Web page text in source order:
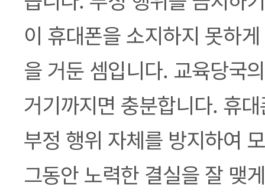
이 휴대폰을 소지하지 못하
을 거둔 셈입니다. 교육당국
거기까지면 충분합니다. 휴
부정 행위 자체를 방지하여
그동안 노력한 결실을 잘 맺